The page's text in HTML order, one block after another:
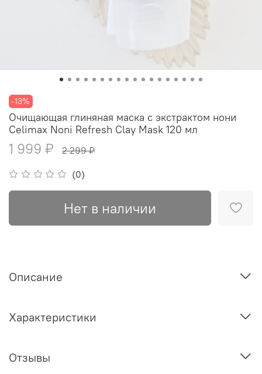
-13%
(0)
Очищающая глиняная маска с экстрактом нони
Celimax Noni Refresh Clay Mask 120 мл
1 999 ₽ 2 299 ₽
Нет в наличии
Описание
Характеристики
Отзывы